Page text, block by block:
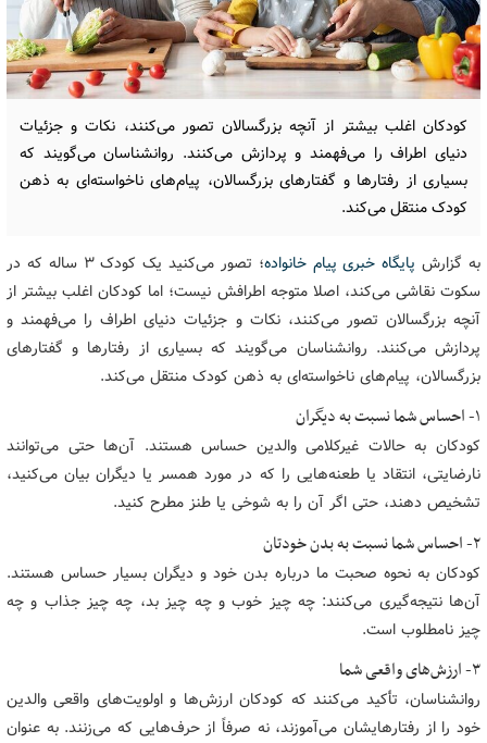
کودکان اغلب بیشتر از آنچه بزرگسالان تصور می‌کنند، نکات و جزئیات
دنیای اطراف را می‌فهمند و پردازش می‌کنند. روان‎شناسان می‌گویند که
بسیاری از رفتارها و گفتارهای بزرگسالان، پیام‌های ناخواسته‌ای به ذهن
کودک منتقل می‌کند.
به گزارش پایگاه خبری پیام خانواده
؛ تصور می‌کنید یک کودک ۳ ساله که در
سکوت نقاشی می‌کند، اصلا متوجه اطرافش نیست؛ اما کودکان اغلب بیشتر از
آنچه بزرگسالان تصور می‌کنند، نکات و جزئیات دنیای اطراف را می‌فهمند و
پردازش می‌کنند. روان‎شناسان می‌گویند که بسیاری از رفتارها و گفتارهای
بزرگسالان، پیام‌های ناخواسته‌ای به ذهن کودک منتقل می‌کند.
۱- احساس شما نسبت به دیگران
کودکان به حالات غیرکلامی والدین حساس هستند. آن‌ها حتی می‌توانند
نارضایتی، انتقاد یا طعنه‌هایی را که در مورد همسر یا دیگران بیان می‌کنید،
تشخیص دهند، حتی اگر آن را به شوخی یا طنز مطرح کنید.
۲- احساس شما نسبت به بدن خودتان
کودکان به نحوه صحبت ما درباره بدن خود و دیگران بسیار حساس هستند.
آن‌ها نتیجه‌گیری می‌کنند: چه چیز خوب و چه چیز بد، چه چیز جذاب و چه
چیز نامطلوب است.
۳- ارزش‌های واقعی شما
روان‎شناسان، تأکید می‌کنند که کودکان ارزش‌ها و اولویت‌های واقعی والدین
خود را از رفتارهایشان می‌آموزند، نه صرفاً از حرف‌هایی که می‌زنند. به عنوان